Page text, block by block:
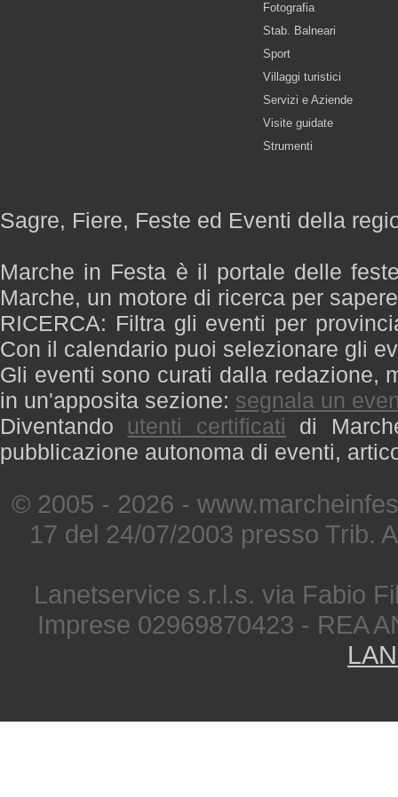
Fotografia
Stab. Balneari
Sport
Villaggi turistici
Servizi e Aziende
Visite guidate
Strumenti
Sagre, Fiere, Feste ed Eventi della
Marche in Festa è il portale delle
Marche, un motore di ricerca per
RICERCA: Filtra gli eventi per
Con il calendario puoi selezionare gli
Gli eventi sono curati dalla redazione,
in un'apposita sezione: segnala un
Diventando utenti certificati di
pubblicazione autonoma di eventi,
© 2005 - 2026 -
17 del 24/07/2003 presso Trib.
Lanetservice s.r.l.s. via Fabio
Imprese 02969870423 - REA